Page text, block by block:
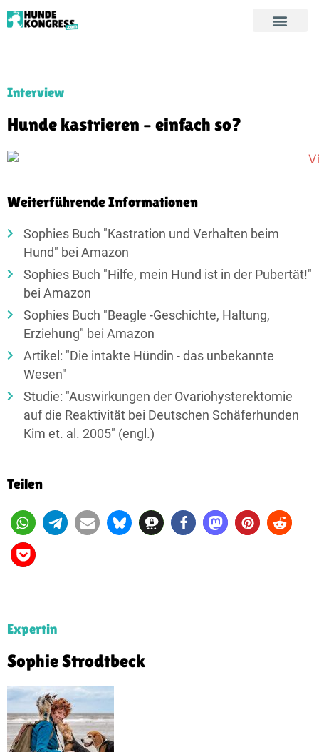
Interview
Hunde kastrieren – einfach so?
Weiterführende Informationen
Sophies Buch "Kastration und Verhalten beim
Hund" bei Amazon
Sophies Buch "Hilfe, mein Hund ist in der Pubertät!"
bei Amazon
Sophies Buch "Beagle -Geschichte, Haltung,
Erziehung" bei Amazon
Artikel: "Die intakte Hündin - das unbekannte
Wesen"
Studie: "Auswirkungen der Ovariohysterektomie
auf die Reaktivität bei Deutschen Schäferhunden
Kim et. al. 2005" (engl.)
Teilen
Expertin
Sophie Strodtbeck